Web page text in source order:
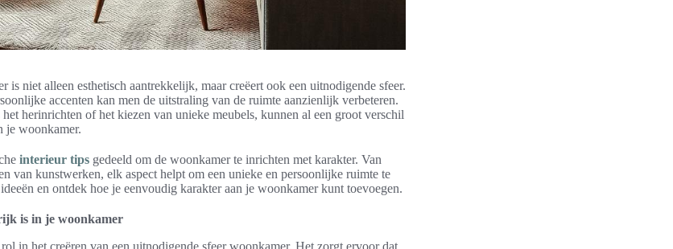
is niet alleen esthetisch aantrekkelijk, maar creëert ook een uitnodigende sfeer.
accenten kan men de uitstraling van de ruimte aanzienlijk verbeteren.
herinrichten of het kiezen van unieke meubels, kunnen al een groot verschil
je woonkamer.
interieur tips gedeeld om de woonkamer te inrichten met karakter. Van
van kunstwerken, elk aspect helpt om een unieke en persoonlijke ruimte te
en ontdek hoe je eenvoudig karakter aan je woonkamer kunt toevoegen.
is in je woonkamer
in het creëren van een uitnodigende sfeer woonkamer. Het zorgt ervoor dat